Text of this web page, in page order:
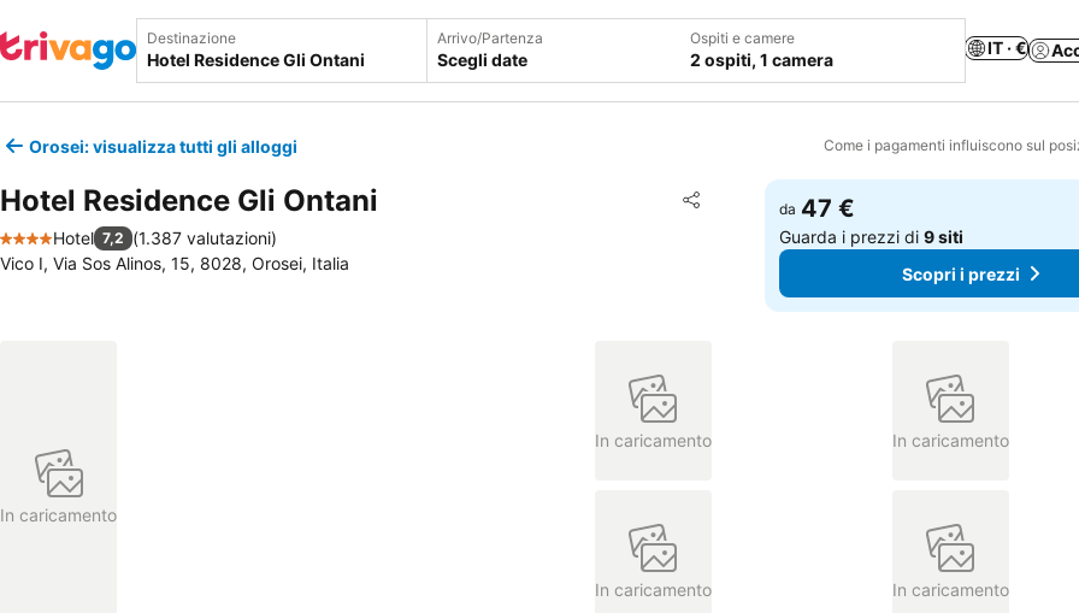
Destinazione Arrivo/Partenza
Scegli date
Ospiti e camere
2 ospiti, 1 camera
IT · €
Orosei: visualizza tutti gli alloggi Come i pagamenti influiscono sul
Hotel Residence Gli Ontani Condividi
Aggiungi ai preferiti
4 Stelle
Hotel 7,2 (1.387 valutazioni)
Vico I, Via Sos Alinos, 15, 8028, Orosei, Italia
da 47 €
Guarda i prezzi di9 siti
Scopri i prezzi
In caricamento
In caricamento In caricamento
In caricamento In caricamento